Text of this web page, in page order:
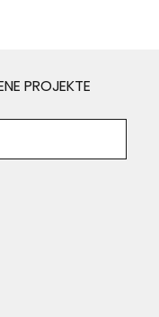
PROJEKTE